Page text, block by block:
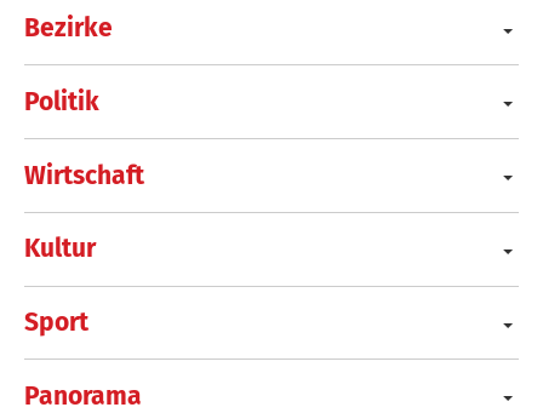
Bezirke
Politik
Wirtschaft
Kultur
Sport
Panorama